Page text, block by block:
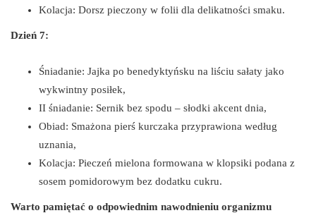
Kolacja: Dorsz pieczony w folii dla delikatności smaku.
Dzień 7:
Śniadanie: Jajka po benedyktyńsku na liściu sałaty jako
wykwintny posiłek,
II śniadanie: Sernik bez spodu – słodki akcent dnia,
Obiad: Smażona pierś kurczaka przyprawiona według
uznania,
Kolacja: Pieczeń mielona formowana w klopsiki podana z
sosem pomidorowym bez dodatku cukru.
Warto pamiętać o odpowiednim nawodnieniu organizmu